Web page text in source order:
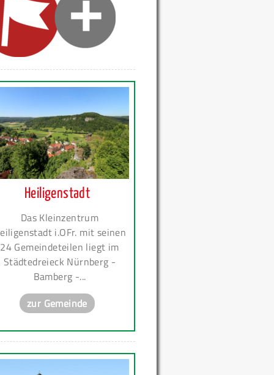
Heiligenstadt
Das Kleinzentrum
i.OFr. mit seinen
24 Gemeindeteilen liegt im
Städtedreieck Nürnberg -
Bamberg -...
zur Gemeinde